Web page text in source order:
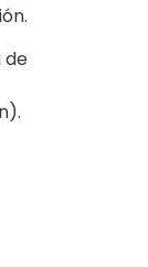
de